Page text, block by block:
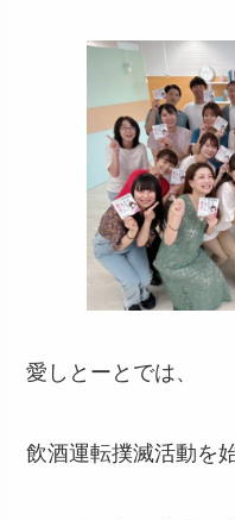
愛しとーとでは、
飲酒運転撲滅活動を